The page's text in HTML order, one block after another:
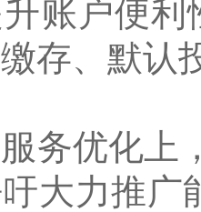
账户便
存、默认
务优化上
大力推广